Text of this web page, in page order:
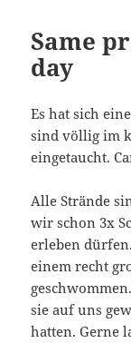
Same
day
Es hat sich
sind völlig im
eingetaucht.
Alle Strände
wir schon 3x
erleben
einem recht
sie auf uns
hatten. Gerne